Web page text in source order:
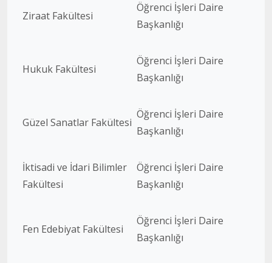
Ziraat Fakültesi
Öğrenci İşleri Daire
Başkanlığı
Hukuk Fakültesi
Öğrenci İşleri Daire
Başkanlığı
Güzel Sanatlar Fakültesi
Öğrenci İşleri Daire
Başkanlığı
İktisadi ve İdari Bilimler
Fakültesi
Öğrenci İşleri Daire
Başkanlığı
Fen Edebiyat Fakültesi
Öğrenci İşleri Daire
Başkanlığı